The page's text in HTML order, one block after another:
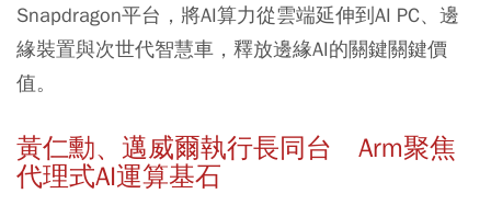
Snapdragon平台，將AI算力從雲端延伸到AI PC、邊
緣裝置與次世代智慧車，釋放邊緣AI的關鍵關鍵價
值。
黃仁勳、邁威爾執行長同台 Arm聚焦
代理式AI運算基石